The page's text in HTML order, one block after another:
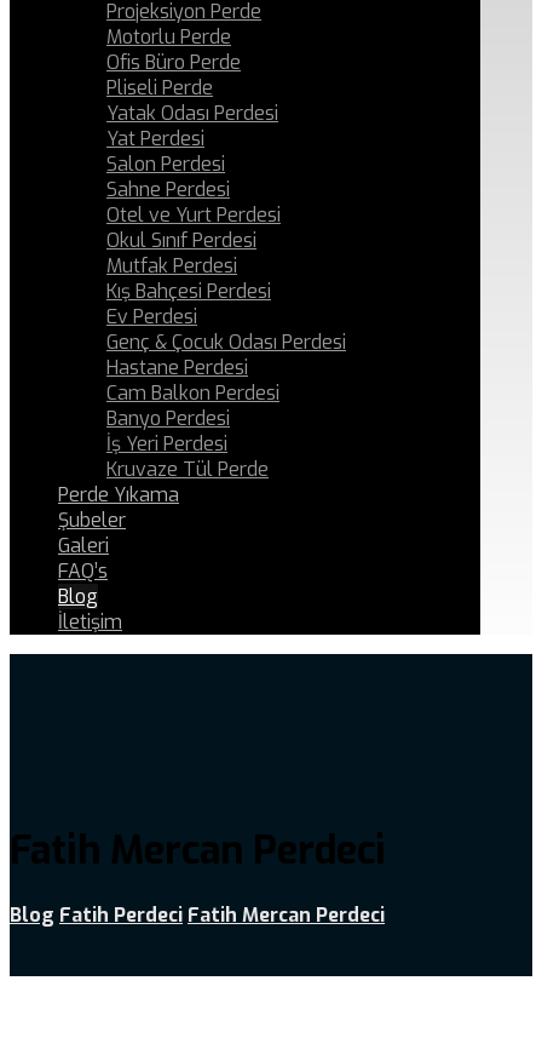
Projeksiyon Perde
Motorlu Perde
Ofis Büro Perde
Pliseli Perde
Yatak Odası Perdesi
Yat Perdesi
Salon Perdesi
Sahne Perdesi
Otel ve Yurt Perdesi
Okul Sınıf Perdesi
Mutfak Perdesi
Kış Bahçesi Perdesi
Ev Perdesi
Genç & Çocuk Odası Perdesi
Hastane Perdesi
Cam Balkon Perdesi
Banyo Perdesi
İş Yeri Perdesi
Kruvaze Tül Perde
Perde Yıkama
Şubeler
Galeri
FAQ’s
Blog
İletişim
Fatih Mercan Perdeci
Blog Fatih Perdeci Fatih Mercan Perdeci